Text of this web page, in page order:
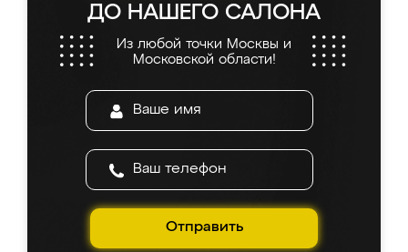
ДО НАШЕГО САЛОНА
Из любой точки Москвы и
Московской области!
Отправить